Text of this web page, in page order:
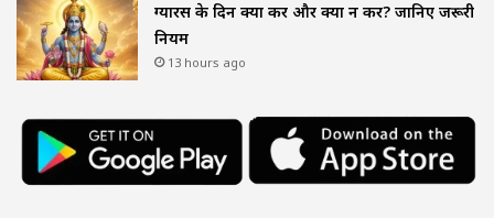
ग्यारस के दिन क्या करें और क्या न करें? जानिए जरूरी
नियम
13 hours ago